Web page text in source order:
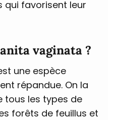
qui favorisent leur
vaginata ?
une espèce
répandue. On la
tous les types de
forêts de feuillus et